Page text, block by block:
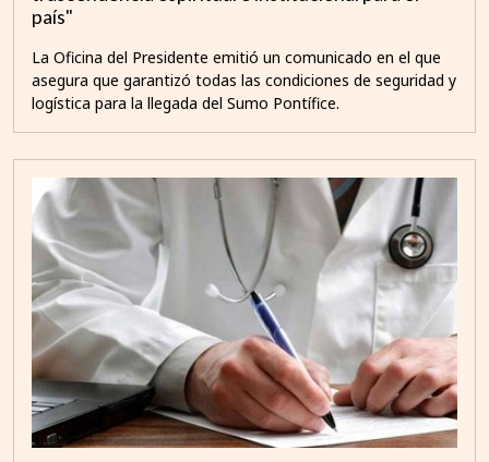
país"
La Oficina del Presidente emitió un comunicado en el que
asegura que garantizó todas las condiciones de seguridad y
logística para la llegada del Sumo Pontífice.